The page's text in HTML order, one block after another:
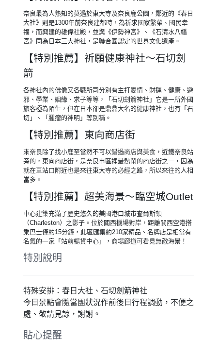
若有需要代購門票，請洽業務人員代為服務。
Day 5
飯店→奈良春日大社→東向商店
街→石切劍箭神社→免稅店→臨
空城OUTLET→大阪關西國際機
場／桃園國際機場
早餐：飯店內早餐
晚餐：敬請自理+機上簡餐
住宿：溫暖的家
大社》則是1300年前奈良建都時，為祈求國家繁榮、國民幸
宮》同為日本三大神社，是聯合國認定的世界文化遺產。
【特別推薦】祈願健康神社～石切劍